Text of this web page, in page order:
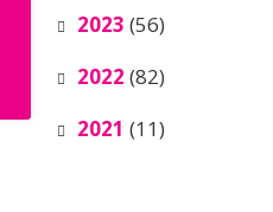
2023 (56)
2022 (82)
2021 (11)